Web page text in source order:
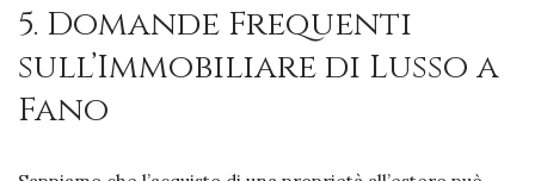
5. Domande Frequenti
sull’Immobiliare di Lusso a
Fano